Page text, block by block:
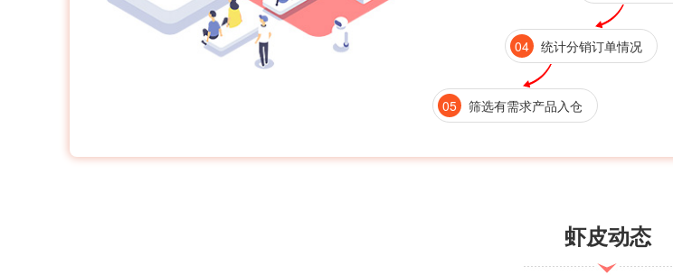
04 统计分销订单情况
05 筛选有需求产品入仓
虾皮动态